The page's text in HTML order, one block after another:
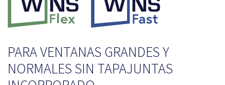
PARA VENTANAS GRANDES Y
NORMALES SIN TAPAJUNTAS